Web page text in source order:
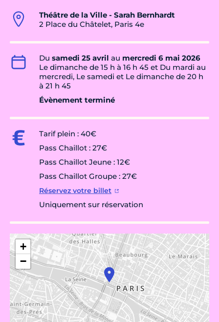
Théâtre de la Ville - Sarah Bernhardt
2 Place du Châtelet, Paris 4e
Du samedi 25 avril au mercredi 6 mai 2026
Le dimanche de 15 h à 16 h 45 et Du mardi au
mercredi, Le samedi et Le dimanche de 20 h
à 21 h 45
Évènement terminé
Tarif plein : 40€
Pass Chaillot : 27€
Pass Chaillot Jeune : 12€
Pass Chaillot Groupe : 27€
Réservez votre billet
Uniquement sur réservation
+
−